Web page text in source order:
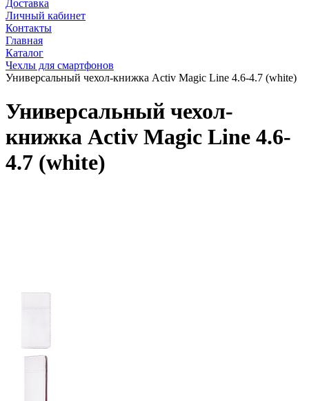
Доставка
Личный кабинет
Контакты
Главная
Каталог
Чехлы для смартфонов
Универсальный чехол-книжка Activ Magic Line 4.6-4.7 (white)
Универсальный чехол-
книжка Activ Magic Line 4.6-
4.7 (white)